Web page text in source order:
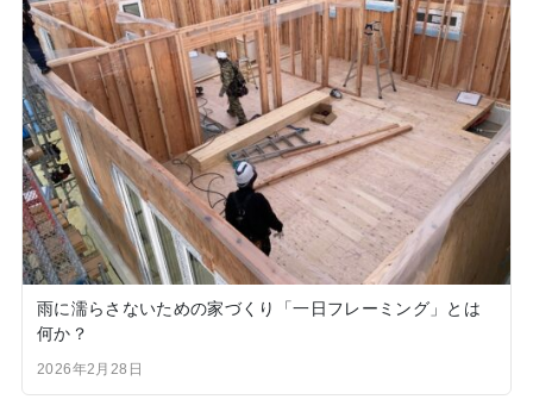
雨に濡らさないための家づくり「一日フレーミング」とは
何か？
2026年2月28日